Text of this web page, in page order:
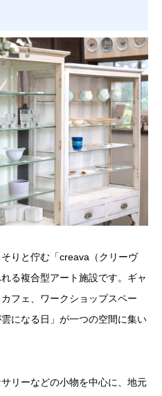
りと佇む「creava（クリーヴ
る複合型アート施設です。ギャ
フェ、ワークショップスペー
になる日」が一つの空間に集い
リーなどの小物を中心に、地元